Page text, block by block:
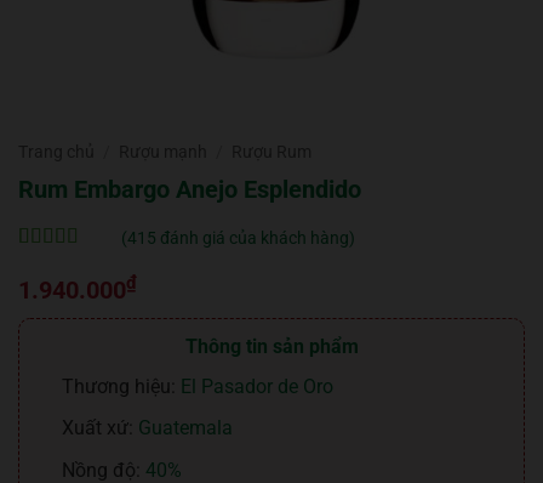
Rum Embargo Anejo Esplendido
trên đánh
giá
(415 đánh giá của khách hàng)
1.940.000₫
Thông tin sản phẩm
Thương hiệu: El Pasador de Oro
Xuất xứ: Guatemala
Nồng độ: 40%